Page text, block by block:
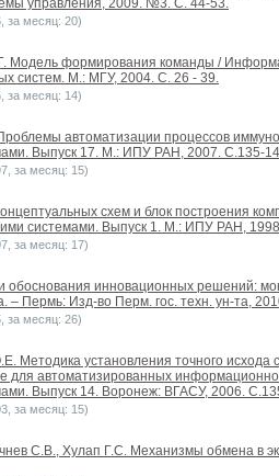
управления, 2009. №3. С. 44-53.
за месяц: 20)
Модель формирования команды /
систем. М.: МГУ, 2004. С. 26 - 39.
за месяц: 14)
автоматизации процессов
Выпуск 17. М.: ИПУ РАН, 2007. С.135-
за месяц: 15)
схем и блок построения
системами. Выпуск 1. М.: ИПУ РАН,
за месяц: 17)
обоснования инновационных решений:
– Пермь: Изд-во Перм. гос. техн. ун-та,
за месяц: 26)
Методика установления точного исхода
для автоматизированных
Выпуск 14. Воронеж: ВГАСУ, 2006.
за месяц: 15)
С.В., Хулап Г.С. Механизмы обмена в